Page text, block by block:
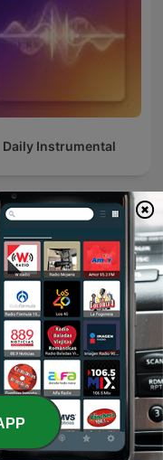
Daily Instrumental
Sonic Sez